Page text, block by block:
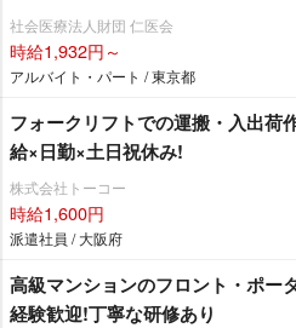
社会医療法人財団 仁医会
時給1,932円～
アルバイト・パート / 東京都
フォークリフトでの運搬・入出荷
給×日勤×土日祝休み!
株式会社トーコー
時給1,600円
派遣社員 / 大阪府
高級マンションのフロント・ポー
経験歓迎!丁寧な研修あり